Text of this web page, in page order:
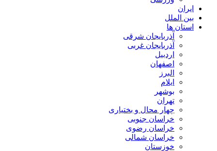
ایران
بین الملل
استان ها
آذربایجان شرقی
آذربایجان غربی
اردبیل
اصفهان
البرز
ایلام
بوشهر
تهران
چهار محال و بختیاری
خراسان جنوبی
خراسان رضوی
خراسان شمالی
خوزستان